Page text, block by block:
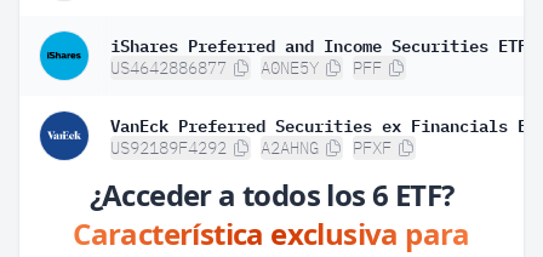
iShares Preferred and Income Securities ETF
US4642886877 A0NE5Y PFF
VanEck Preferred Securities ex Financials
US92189F4292 A2AHNG PFXF
¿Acceder a todos los 6 ETF?
Característica exclusiva para